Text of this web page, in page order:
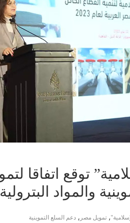
والمواد البترولية
, تمويل مصر , دعم السلع التموينية